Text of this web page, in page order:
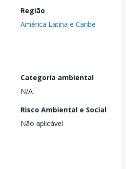
Região
América Latina e Caribe
Categoria ambiental
N/A
Risco Ambiental e Social
Não aplicável